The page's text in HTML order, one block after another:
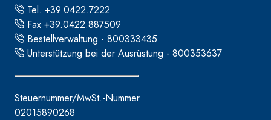
Tel. +39.0422.7222
Fax +39.0422.887509
Bestellverwaltung - 800333435
Unterstützung bei der Ausrüstung - 800353637
Steuernummer/MwSt.-Nummer
02015890268